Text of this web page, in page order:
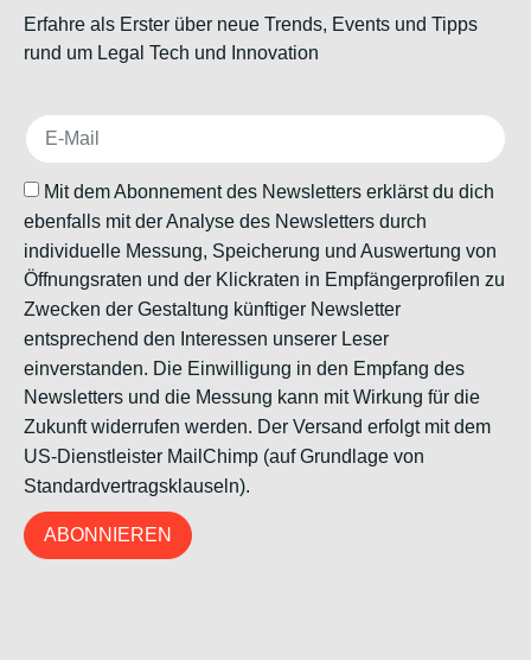
Erfahre als Erster über neue Trends, Events und Tipps
rund um Legal Tech und Innovation
Mit dem Abonnement des Newsletters erklärst du dich
ebenfalls mit der Analyse des Newsletters durch
individuelle Messung, Speicherung und Auswertung von
Öffnungsraten und der Klickraten in Empfängerprofilen zu
Zwecken der Gestaltung künftiger Newsletter
entsprechend den Interessen unserer Leser
einverstanden. Die Einwilligung in den Empfang des
Newsletters und die Messung kann mit Wirkung für die
Zukunft widerrufen werden. Der Versand erfolgt mit dem
US-Dienstleister MailChimp (auf Grundlage von
Standardvertragsklauseln).
ABONNIEREN